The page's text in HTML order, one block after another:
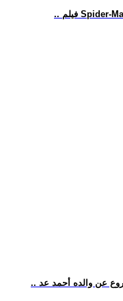
عن والده أحمد عد